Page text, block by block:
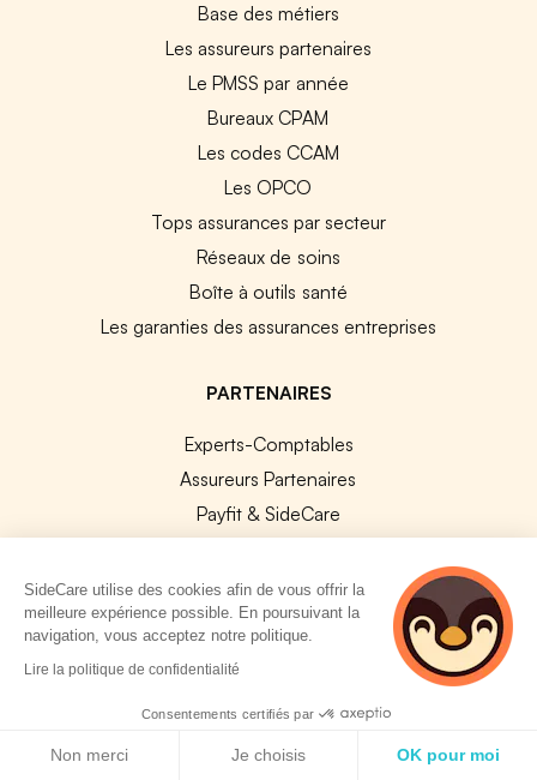
Base des métiers
Les assureurs partenaires
Le PMSS par année
Bureaux CPAM
Les codes CCAM
Les OPCO
Tops assurances par secteur
Réseaux de soins
Boîte à outils santé
Les garanties des assurances entreprises
PARTENAIRES
Experts-Comptables
Assureurs Partenaires
Payfit & SideCare
Nibelis & SideCare
Livi & SideCare
Lianeli & SideCare
API & INTEGRATIONS
API SideCare
SideCare utilise des cookies afin de vous offrir la
meilleure expérience possible. En poursuivant la
navigation, vous acceptez notre politique.
Lire la politique de confidentialité
Consentements certifiés par
Non merci Je choisis OK pour moi
2 personnes
consultent
actuellement cette